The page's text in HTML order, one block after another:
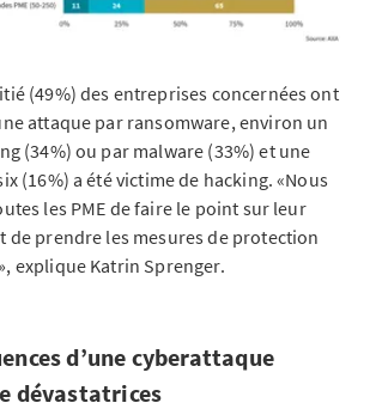
(49%) des entreprises concernées ont
attaque par ransomware, environ un
(34%) ou par malware (33%) et une
(16%) a été victime de hacking. «Nous
les PME de faire le point sur leur
de prendre les mesures de protection
explique Katrin Sprenger.
d’une cyberattaque
dévastatrices